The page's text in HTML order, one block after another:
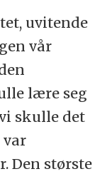
uvitende
vår
lære seg
skulle det
var
Den største